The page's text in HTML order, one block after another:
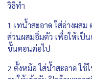
วิธีทำ
1 เทน้ำสะอาด ใส่อ่างผส
ส่วนผสมอิ่มตัว เพื่อให้เป็
ขั้นตอนต่อไป
2 ตั้งหม้อ ใส่น้ำสะอาด ใช้